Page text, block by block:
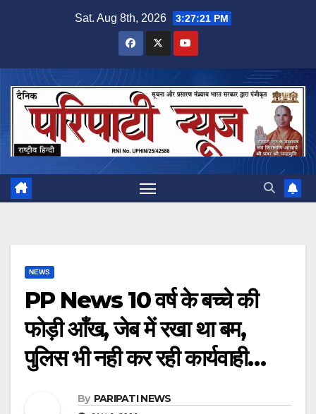
Sat. Aug 8th, 2026 3:27:22 PM
NEWS
PP News 10 वर्ष के बच्चे की
फोड़ी आँख, जेब में रखा था बम,
पुलिस भी नही कर रही कार्यवाही…
By PARIPATI NEWS